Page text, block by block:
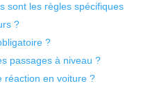
sont les règles spécifiques
?
?
passages à niveau ?
réaction en voiture ?